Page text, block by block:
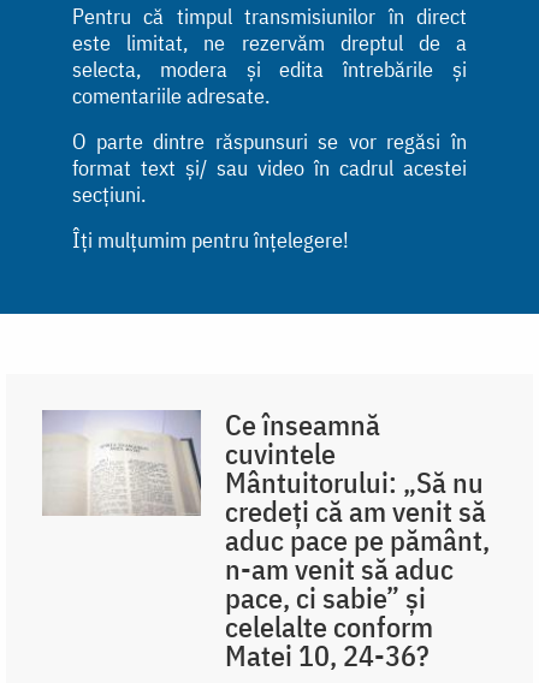
Pentru că timpul transmisiunilor în direct
este limitat, ne rezervăm dreptul de a
selecta, modera și edita întrebările și
comentariile adresate.
O parte dintre răspunsuri se vor regăsi în
format text și/ sau video în cadrul acestei
secțiuni.
Îți mulțumim pentru înțelegere!
Ce înseamnă
cuvintele
Mântuitorului: „Să nu
credeți că am venit să
aduc pace pe pământ,
n-am venit să aduc
pace, ci sabie” și
celelalte conform
Matei 10, 24-36?